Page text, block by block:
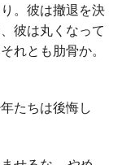
。彼は撤退を決
彼は丸くなって
れとも肋骨か。
たちは後悔し